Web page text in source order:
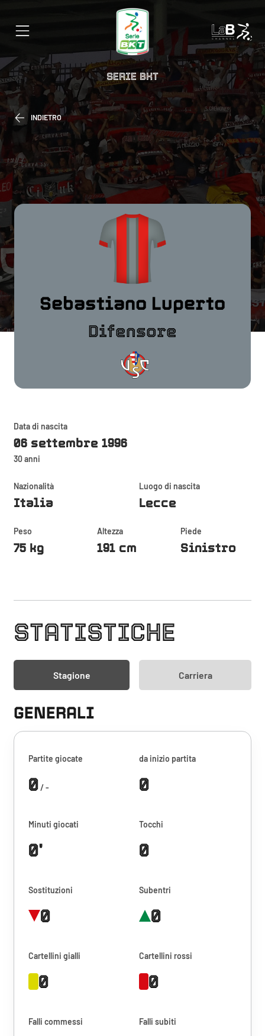
SERIE BKT
INDIETRO
Sebastiano Luperto
Difensore
Data di nascita
06 settembre 1996
30 anni
Nazionalità
Italia
Luogo di nascita
Lecce
Peso
75 kg
Altezza
191 cm
Piede
Sinistro
STATISTICHE
Stagione Carriera
GENERALI
Partite giocate
0/ -
da inizio partita
0
Minuti giocati
0'
Tocchi
0
Sostituzioni
0
Subentri
0
Cartellini gialli
0
Cartellini rossi
0
Falli commessi Falli subiti